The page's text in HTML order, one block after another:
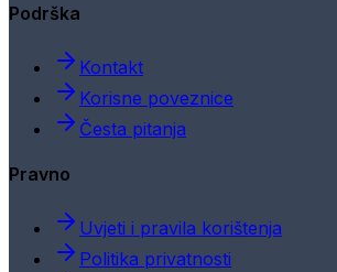
Podrška
Kontakt
Korisne poveznice
Česta pitanja
Pravno
Uvjeti i pravila korištenja
Politika privatnosti